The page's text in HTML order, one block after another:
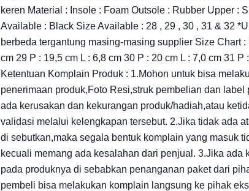
keren Material : Insole : Foam Outsole : Rubber Upper :
Available : Black Size Available : 28 , 29 , 30 , 31 & 32
berbeda tergantung masing-masing supplier Size Chart
cm 29 P : 19,5 cm L : 6,8 cm 30 P : 20 cm L : 7,0 cm 31
Ketentuan Komplain Produk : 1.Mohon untuk bisa
penerimaan produk,Foto Resi,struk pembelian dan
ada kerusakan dan kekurangan produk/hadiah,atau
validasi melalui kelengkapan tersebut. 2.Jika tidak ada
di sebutkan,maka segala bentuk komplain yang masuk
kecuali memang ada kesalahan dari penjual. 3.Jika
pada produknya di sebabkan penanganan paket dari
pembeli bisa melakukan komplain langsung ke pihak